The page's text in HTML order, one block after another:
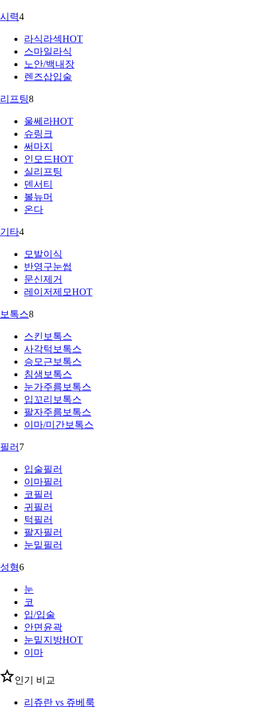
시력4
라식라섹HOT
스마일라식
노안/백내장
렌즈삽입술
리프팅8
울쎄라HOT
슈링크
써마지
인모드HOT
실리프팅
덴서티
볼뉴머
온다
기타4
모발이식
반영구눈썹
문신제거
레이저제모HOT
보톡스8
스킨보톡스
사각턱보톡스
승모근보톡스
침샘보톡스
눈가주름보톡스
입꼬리보톡스
팔자주름보톡스
이마/미간보톡스
필러 7
입술필러
이마필러
코필러
귀필러
턱필러
팔자필러
눈밑필러
성형6
눈
코
입/입술
안면윤곽
눈밑지방HOT
이마
인기 비교
리쥬란 vs 쥬베룩